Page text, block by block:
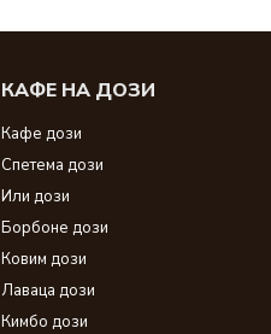
КАФЕ НА ДОЗИ
Кафе дози
Спетема дози
Или дози
Борбоне дози
Ковим дози
Лаваца дози
Кимбо дози